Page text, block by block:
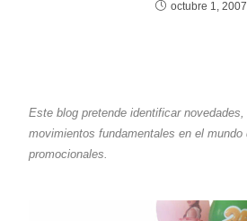
octubre 1, 2007
Este blog pretende identificar
movimientos fundamentales en el
promocionales.